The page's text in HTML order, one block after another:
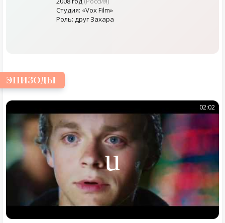
Студия: «Vox Film»
Роль: друг Захара
ЭПИЗОДЫ
02:02